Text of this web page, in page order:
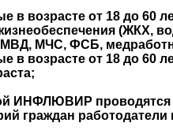
в возрасте от 18 до 60
(ЖКХ,
МЧС, ФСБ,
в возрасте от 18 до 60
ИНФЛЮВИР проводятся
граждан